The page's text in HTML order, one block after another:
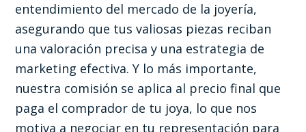
entendimiento del mercado de la joyería,
asegurando que tus valiosas piezas reciban
una valoración precisa y una estrategia de
marketing efectiva. Y lo más importante,
nuestra comisión se aplica al precio final que
paga el comprador de tu joya, lo que nos
motiva a negociar en tu representación para